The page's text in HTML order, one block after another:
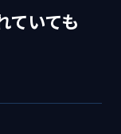
ていても